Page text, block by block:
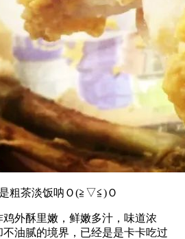
粗茶淡饭呐Ｏ(≧▽≦)Ｏ
外酥里嫩，鲜嫩多汁，味道浓
油腻的境界，已经是是卡卡吃过